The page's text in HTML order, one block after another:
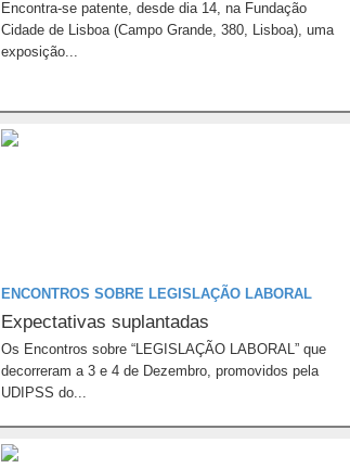
Encontra-se patente, desde dia 14, na Fundação
Cidade de Lisboa (Campo Grande, 380, Lisboa), uma
exposição...
ENCONTROS SOBRE LEGISLAÇÃO LABORAL
Expectativas suplantadas
Os Encontros sobre “LEGISLAÇÃO LABORAL” que
decorreram a 3 e 4 de Dezembro, promovidos pela
UDIPSS do...